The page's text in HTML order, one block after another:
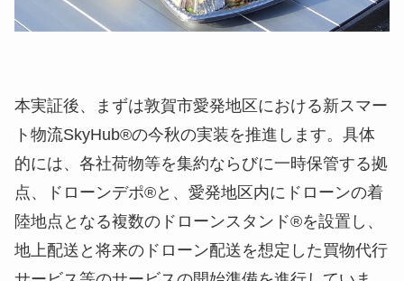
本実証後、まずは敦賀市愛発地区における新スマー
ト物流SkyHub®の今秋の実装を推進します。具体
的には、各社荷物等を集約ならびに一時保管する拠
点、ドローンデポ®と、愛発地区内にドローンの着
陸地点となる複数のドローンスタンド®を設置し、
地上配送と将来のドローン配送を想定した買物代行